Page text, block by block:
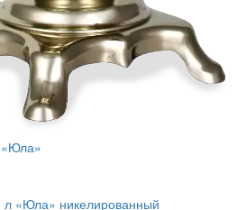
«Юла»